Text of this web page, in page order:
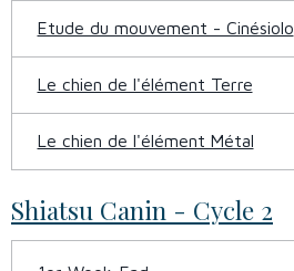
Etude du mouvement - Cinésiolo
Le chien de l'élément Terre
Le chien de l'élément Métal
Shiatsu Canin - Cycle 2